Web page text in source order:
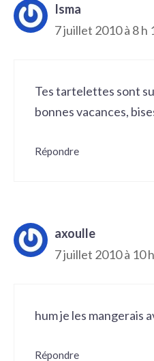
Isma
7 juillet 2010 à 8 h
Tes tartelettes sont
bonnes vacances,
Répondre
axoulle
7 juillet 2010 à 10
hum je les mangerais
Répondre